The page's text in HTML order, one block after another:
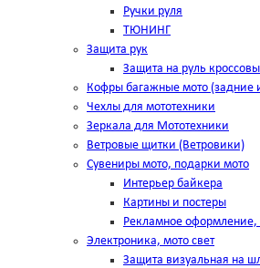
Ручки руля
ТЮНИНГ
Защита рук
Защита на руль
Кофры багажные мото (задние
Чехлы для мототехники
Зеркала для Мототехники
Ветровые щитки (Ветровики)
Сувениры мото, подарки мото
Интерьер байкера
Картины и постеры
Рекламное
Электроника, мото свет
Защита визуальная на